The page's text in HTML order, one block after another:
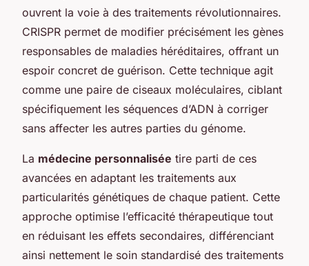
ouvrent la voie à des traitements révolutionnaires.
CRISPR permet de modifier précisément les gènes
responsables de maladies héréditaires, offrant un
espoir concret de guérison. Cette technique agit
comme une paire de ciseaux moléculaires, ciblant
spécifiquement les séquences d’ADN à corriger
sans affecter les autres parties du génome.
La médecine personnalisée tire parti de ces
avancées en adaptant les traitements aux
particularités génétiques de chaque patient. Cette
approche optimise l’efficacité thérapeutique tout
en réduisant les effets secondaires, différenciant
ainsi nettement le soin standardisé des traitements